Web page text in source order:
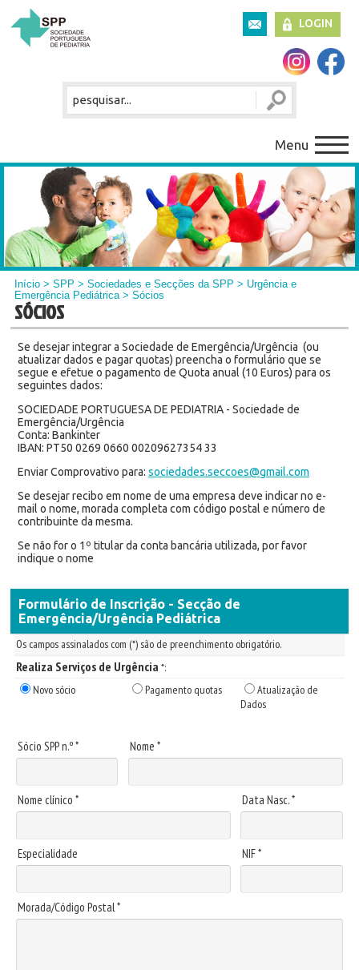
LOGIN
Menu
Início >SPP >Sociedades e Secções da SPP > Urgência e
Emergência Pediátrica> Sócios
SÓCIOS
Se desejar integrar a Sociedade de Emergência/Urgência (ou
atualizar dados e pagar quotas) preencha o formulário que se
segue e efetue o pagamento de Quota anual (10 Euros) para os
seguintes dados:
SOCIEDADE PORTUGUESA DE PEDIATRIA - Sociedade de
Emergência/Urgência
Conta: Bankinter
IBAN: PT50 0269 0660 00209627354 33
Enviar Comprovativo para: sociedades.seccoes@gmail.com
Se desejar recibo em nome de uma empresa deve indicar no e-
mail o nome, morada completa com código postal e número de
contribuinte da mesma.
Se não for o 1º titular da conta bancária utilizada, por favor
indique o nome
Formulário de Inscrição - Secção de
Emergência/Urgência Pediátrica
Os campos assinalados com (*) são de preenchimento obrigatório.
Realiza Serviços de Urgência *:
Novo sócio
Pagamento quotas
Atualização de
Dados
Sócio SPP n.º * Nome *
Nome clínico * Data Nasc. *
Especialidade NIF *
Morada/Código Postal *